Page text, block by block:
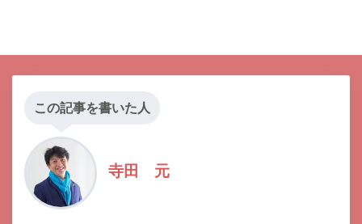
この記事を書いた人
寺田 元